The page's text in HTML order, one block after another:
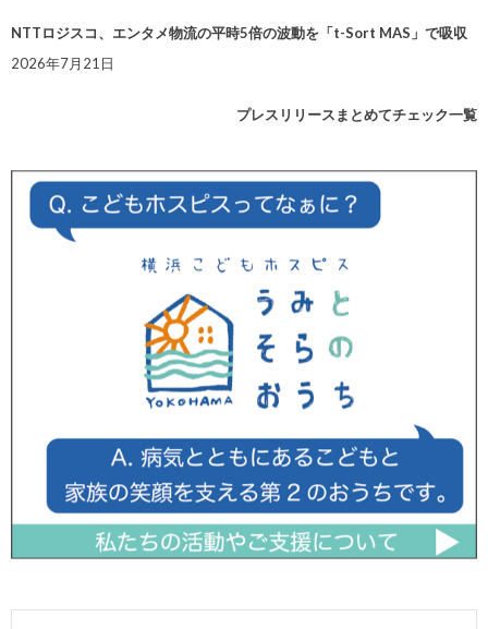
NTTロジスコ、エンタメ物流の平時5倍の波動を「t-Sort MAS」で吸収
2026年7月21日
プレスリリースまとめてチェック一覧